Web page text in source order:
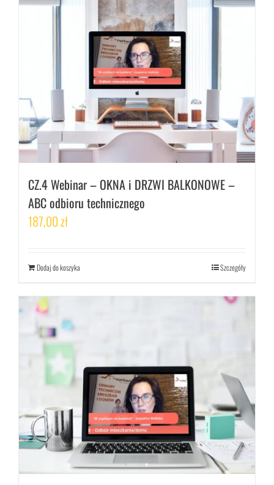
CZ.4 Webinar – OKNA i DRZWI BALKONOWE –
ABC odbioru technicznego
187,00zł
Dodaj do koszyka Szczegóły